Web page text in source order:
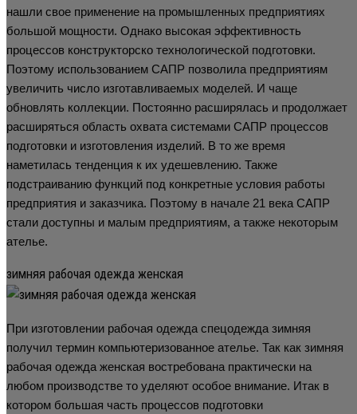
нашли свое применение на промышленных предприятиях
большой мощности. Однако высокая эффективность
процессов конструкторско технологической подготовки.
Поэтому использованием САПР позволила предприятиям
увеличить число изготавливаемых моделей. И чаще
обновлять коллекции. Постоянно расширялась и продолжает
расширяться область охвата системами САПР процессов
подготовки и изготовления изделий. В то же время
наметилась тенденция к их удешевлению. Также
подстраиванию функций под конкретные условия работы
предприятия и заказчика. Поэтому в начале 21 века САПР
стали доступны и малым предприятиям, а также некоторым
ателье.
зимняя рабочая одежда женская
При изготовлении рабочая одежда спецодежда зимняя
получил термин компьютеризованное ателье. Так как зимняя
рабочая одежда женская востребована практически на
любом производстве то уделяют особое внимание. Итак в
котором большая часть процессов подготовки